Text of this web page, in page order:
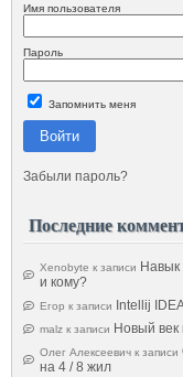
Имя пользователя
Пароль
Запомнить меня
Войти
Забыли пароль?
Последние
Xenobyte к записи Навык
и кому?
Егор к записи Intellij
malz к записи Новый век
Олег Алексеевич к записи
на 4 / 8 жил